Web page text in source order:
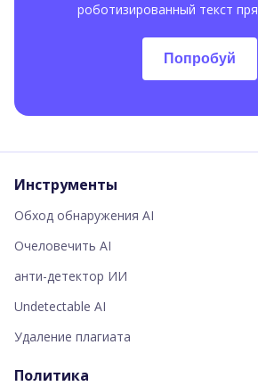
роботизированный текст
Попробуй
Инструменты
Обход обнаружения AI
Очеловечить AI
анти-детектор ИИ
Undetectable AI
Удаление плагиата
Политика